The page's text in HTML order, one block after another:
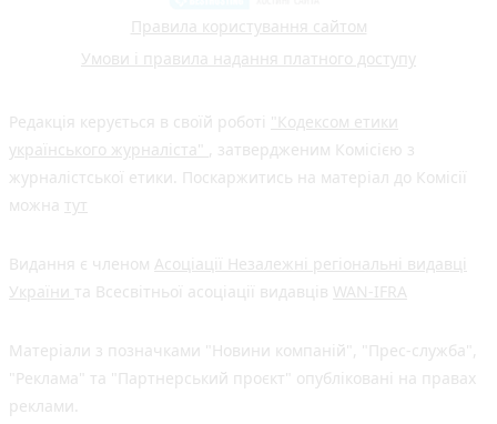
Правила користування сайтом
Умови і правила надання платного доступу
Редакція керується в своїй роботі "Кодексом етики
українського журналіста" , затвердженим Комісією з
журналістської етики. Поскаржитись на матеріал до Комісії
можна тут
Видання є членом Асоціації Незалежні регіональні видавці
України та Всесвітньої асоціації видавців WAN-IFRA
Матеріали з позначками "Новини компаній", "Прес-служба",
"Реклама" та "Партнерський проєкт" опубліковані на правах
реклами.